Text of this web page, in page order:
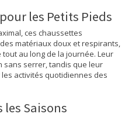
les Petits Pieds
ces chaussettes
matériaux doux et respirants,
au long de la journée. Leur
sans serrer, tandis que leur
activités quotidiennes des
Saisons